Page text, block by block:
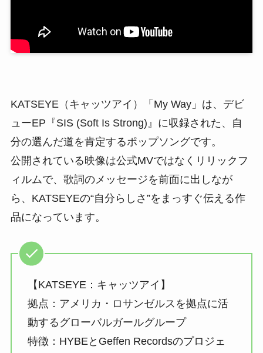
KATSEYE（キャッツアイ）「My Way」は、デビ
ューEP『SIS (Soft Is Strong)』に収録された、自
分の選んだ道を肯定するポップソングです。
公開されている映像は公式MVではなくリリックフ
ィルムで、歌詞のメッセージを前面に出しなが
ら、KATSEYEの“自分らしさ”をまっすぐ伝える作
品になっています。
【KATSEYE：キャッツアイ】
拠点：アメリカ・ロサンゼルスを拠点に活
動するグローバルガールグループ
特徴：HYBEとGeffen Recordsのプロジェ